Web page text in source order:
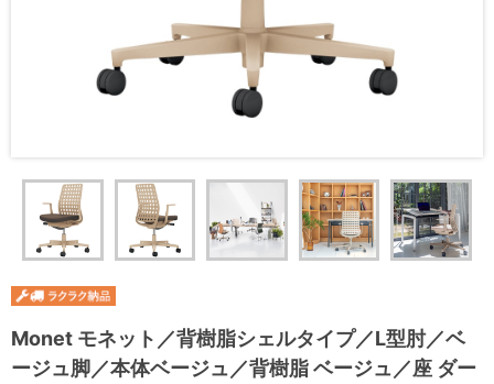
Monet モネット／背樹脂シェルタイプ／L型肘／ベ
ージュ脚／本体ベージュ／背樹脂 ベージュ／座 ダー